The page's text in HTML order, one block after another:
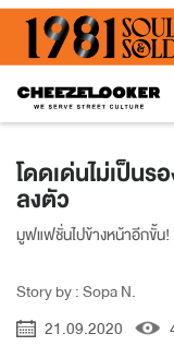
โดดเด่นไม่เป็นร
ลงตัว
มูฟแฟชั่นไปข้างหน้าอีกขั้น!
Story by : Sopa N.
21.09.2020